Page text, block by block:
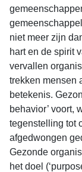
niet meer zijn
hart en de spirit
vervallen
trekken mensen
betekenis.
behavior’ voort,
tegenstelling tot
afgedwongen
Gezonde
het doel